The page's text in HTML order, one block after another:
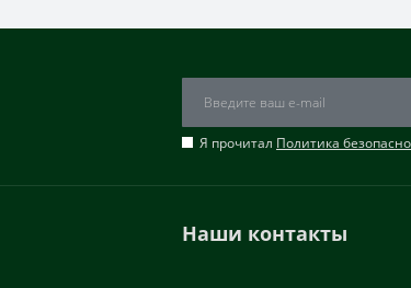
Я прочитал Политика
Наши контакты